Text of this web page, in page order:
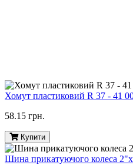
Хомут пластиковий R 37 - 41
58.15 грн.
Купити
Шина прикатуючого колеса